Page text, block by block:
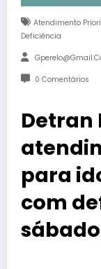
Atendimento
Deficiência
0 Comentários
Detran
para
com